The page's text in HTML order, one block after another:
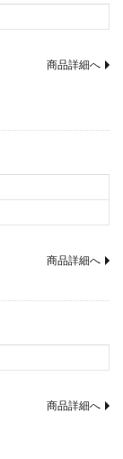
商品詳細へ
商品詳細へ
商品詳細へ